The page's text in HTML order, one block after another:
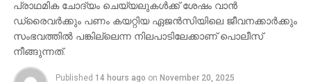
പ്രതിച്ഛായയെ ബാധിക്കാനുമുള്ള ശ്രമമാണിതെന്നും
അമേരിക്ക ആരോപിക്കുന്നു. പാകിസ്ഥാന്റെ പിന്തുണയും
ഈ പ്രചാരണവ്യൂഹത്തിന് പിന്നിലുണ്ടെന്ന് റിപ്പോര്‍ട്ട്
ചൂണ്ടിക്കാണിക്കുന്നു.
പ്രാഥമിക ചോദ്യം ചെയ്യലുകള്‍ക്ക് ശേഷം വാന്‍
ഡ്രൈവര്‍ക്കും പണം കയറ്റിയ ഏജന്‍സിയിലെ ജീവനക്കാര്‍ക്കും
സംഭവത്തില്‍ പങ്കില്ലെന്ന നിലപാടിലേക്കാണ് പൊലീസ്
നീങ്ങുന്നത്.
Published 14 hours ago on November 20, 2025